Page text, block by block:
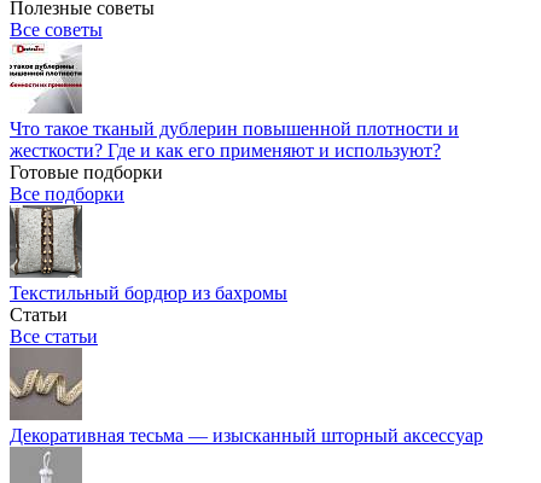
Полезные советы
Все советы
Что такое тканый дублерин повышенной плотности и
жесткости? Где и как его применяют и используют?
Готовые подборки
Все подборки
Текстильный бордюр из бахромы
Статьи
Все статьи
Декоративная тесьма — изысканный шторный аксессуар